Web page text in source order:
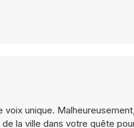
voix unique.
la ville dans votre quête